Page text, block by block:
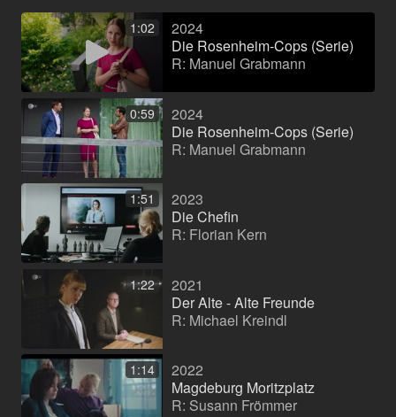
1:02
2024
Die Rosenheim-Cops (Serie)
R: Manuel Grabmann
0:59
2024
Die Rosenheim-Cops (Serie)
R: Manuel Grabmann
1:51
2023
Die Chefin
R: Florian Kern
1:22
2021
Der Alte - Alte Freunde
R: Michael Kreindl
1:14
2022
Magdeburg Moritzplatz
R: Susann Frömmer